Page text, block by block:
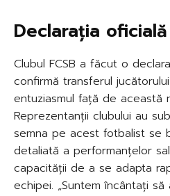
Declarația
Clubul FCSB a făcut o
confirmă transferul
entuziasmul față de această
Reprezentanții clubului au
semna pe acest fotbalist se
detaliată a performanțelor
capacității de a se adapta
echipei. „Suntem încântați